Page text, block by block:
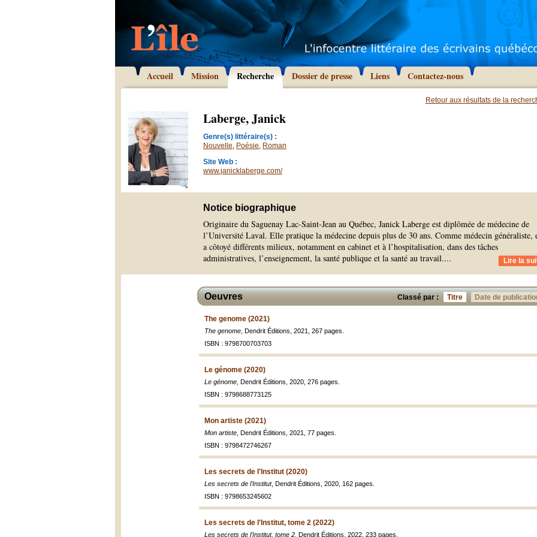
Accueil Mission Recherche Dossier de presse Liens Contactez-nous
Retour aux résultats de la
Laberge, Janick
Genre(s) littéraire(s) :
Nouvelle, Poésie, Roman
Site Web :
www.janicklaberge.com/
Notice biographique
Originaire du Saguenay Lac-Saint-Jean au Québec, Janick Laberge est diplômée de médecine de
l’Université Laval. Elle pratique la médecine depuis plus de 30 ans. Comme médecin généraliste,
a côtoyé différents milieux, notamment en cabinet et à l’hospitalisation, dans des tâches
administratives, l’enseignement, la santé publique et la santé au travail.... Lire la
Classé par : Titre Date de
Oeuvres
The genome (2021)
The genome , Dendrit Éditions, 2021, 267 pages.
ISBN : 9798700703703
Le génome (2020)
Le génome , Dendrit Éditions, 2020, 276 pages.
ISBN : 9798688773125
Mon artiste (2021)
Mon artiste , Dendrit Éditions, 2021, 77 pages.
ISBN : 9798472746267
Les secrets de l'Institut (2020)
Les secrets de l'Institut, Dendrit Éditions, 2020, 162 pages.
ISBN : 9798653245602
Les secrets de l'Institut, tome 2 (2022)
Les secrets de l'Institut, tome 2 , Dendrit Éditions, 2022, 233 pages.